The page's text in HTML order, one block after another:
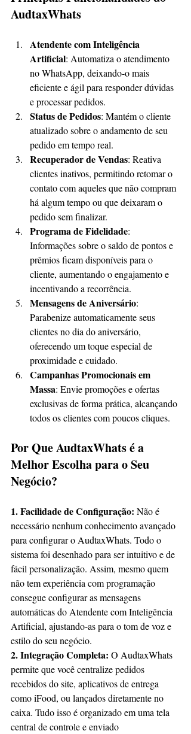
AudtaxWhats
Atendente com Inteligência
Artificial: Automatiza o atendimento
no WhatsApp, deixando-o mais
eficiente e ágil para responder dúvidas
e processar pedidos.
Status de Pedidos: Mantém o cliente
atualizado sobre o andamento de seu
pedido em tempo real.
Recuperador de Vendas: Reativa
clientes inativos, permitindo retomar o
contato com aqueles que não compram
há algum tempo ou que deixaram o
pedido sem finalizar.
Programa de Fidelidade:
Informações sobre o saldo de pontos e
prêmios ficam disponíveis para o
cliente, aumentando o engajamento e
incentivando a recorrência.
Mensagens de Aniversário:
Parabenize automaticamente seus
clientes no dia do aniversário,
oferecendo um toque especial de
proximidade e cuidado.
Campanhas Promocionais em
Massa: Envie promoções e ofertas
exclusivas de forma prática, alcançando
todos os clientes com poucos cliques.
Por Que AudtaxWhats é a
Melhor Escolha para o Seu
Negócio?
1. Facilidade de Configuração: Não é
necessário nenhum conhecimento avançado
para configurar o AudtaxWhats. Todo o
sistema foi desenhado para ser intuitivo e de
fácil personalização. Assim, mesmo quem
não tem experiência com programação
consegue configurar as mensagens
automáticas do Atendente com Inteligência
Artificial, ajustando-as para o tom de voz e
estilo do seu negócio.
2. Integração Completa: O AudtaxWhats
permite que você centralize pedidos
recebidos do site, aplicativos de entrega
como iFood, ou lançados diretamente no
caixa. Tudo isso é organizado em uma tela
central de controle e enviado